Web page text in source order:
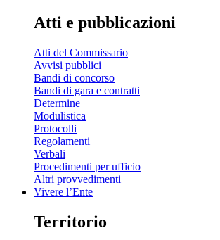
Atti e pubblicazioni
Atti del Commissario
Avvisi pubblici
Bandi di concorso
Bandi di gara e contratti
Determine
Modulistica
Protocolli
Regolamenti
Verbali
Procedimenti per ufficio
Altri provvedimenti
Vivere l’Ente
Territorio